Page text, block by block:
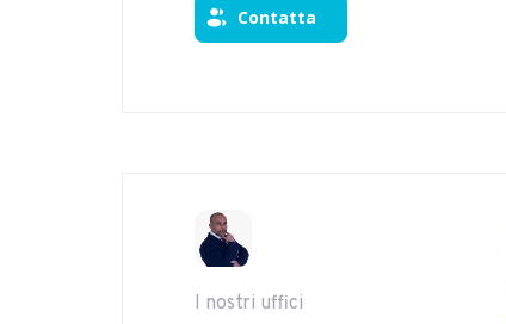
Contatta
I nostri uffici